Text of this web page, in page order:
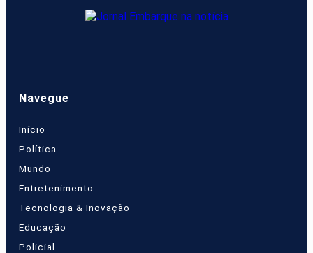
Navegue
Início
Política
Mundo
Entretenimento
Tecnologia & Inovação
Educação
Policial